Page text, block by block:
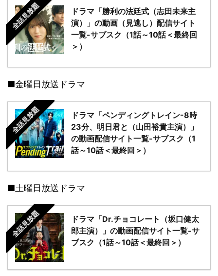
全話見放題
ドラマ「勝利の法廷式（志田未来主
演）」の動画（見逃し）配信サイト
一覧-サブスク（1話～10話＜最終回
＞）
■金曜日放送ドラマ
全話見放題
ドラマ「ペンディングトレイン-8時
23分、明日君と（山田裕貴主演）」
の動画配信サイト一覧-サブスク（1
話～10話＜最終回＞）
■土曜日放送ドラマ
全話見放題
ドラマ「Dr.チョコレート（坂口健太
郎主演）」の動画配信サイト一覧-サ
ブスク（1話～10話＜最終回＞）